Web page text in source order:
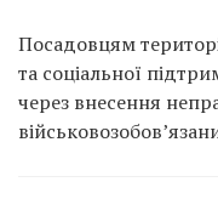
Посадовцям
та соціальної
через внесення